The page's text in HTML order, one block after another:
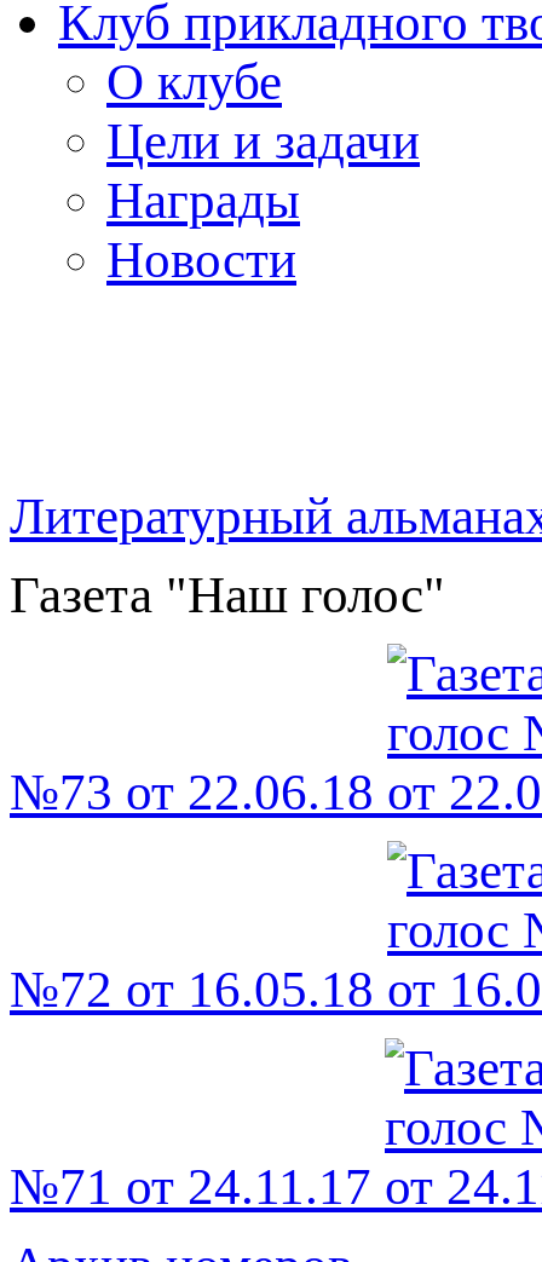
Клуб прикладного
О клубе
Цели и задачи
Награды
Новости
Литературный
Газета "Наш голос"
№73 от 22.06.18
№72 от 16.05.18
№71 от 24.11.17